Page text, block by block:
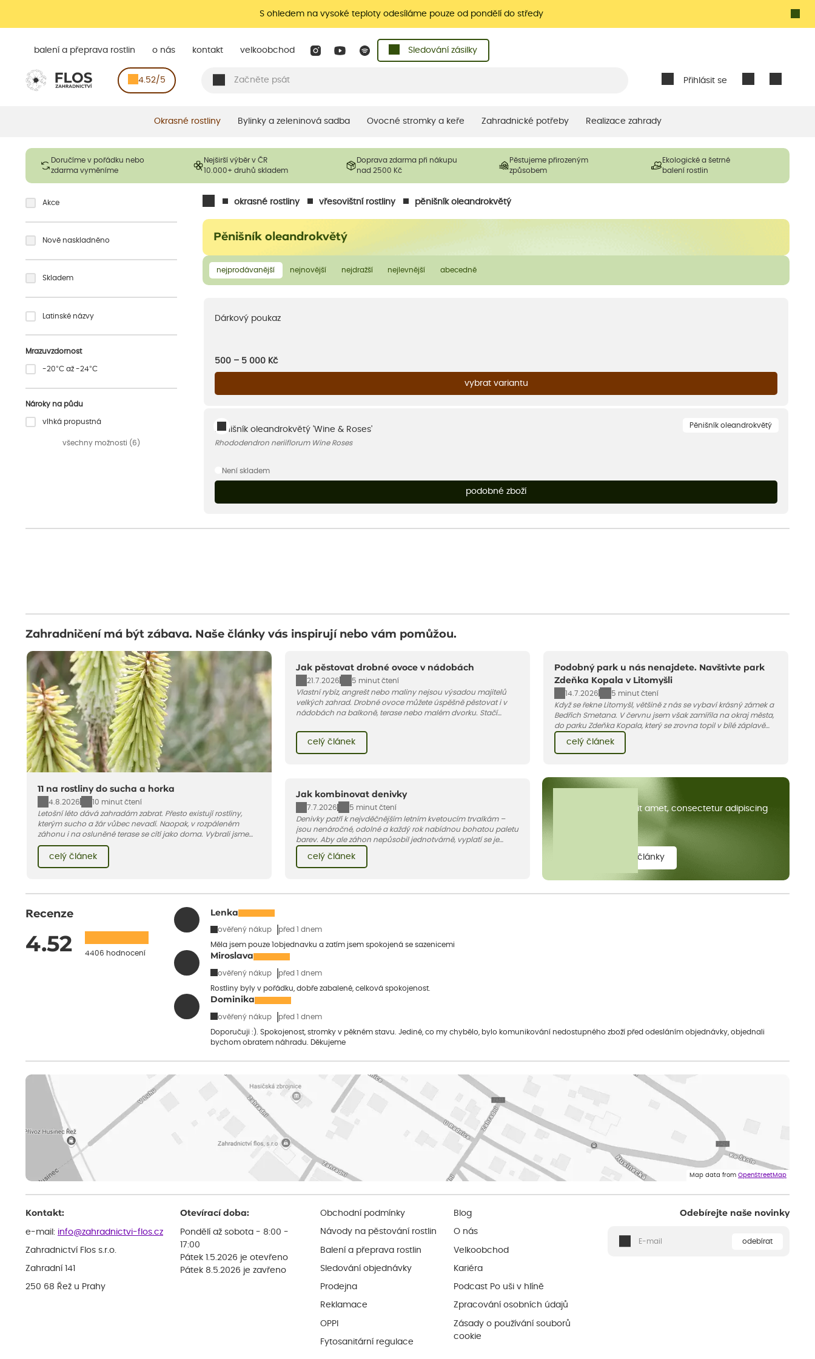
S ohledem na vysoké teploty odesíláme pouze od pondělí do středy
Přihlásit se
balení a přeprava rostlin o nás kontakt velkoobchod Sledování zásilky
4.52/5
Okrasné rostliny Bylinky a zeleninová sadba Ovocné stromky a keře Zahradnické potřeby Realizace zahrady
Doručíme v pořádku nebo
zdarma vyměníme
Nejširší výběr v ČR
10.000+ druhů skladem
Doprava zdarma při nákupu
nad 2500 Kč
Pěstujeme přirozeným
způsobem
Ekologické a šetrné
balení rostlin
okrasné rostliny vřesovištní rostliny pěnišník oleandrokvětý
Pěnišník oleandrokvětý
nejprodávanější nejnovější nejdražší nejlevnější abecedně
Akce
Nově naskladněno
Skladem
Latinské názvy
Mrazuvzdornost
-20°C až -24°C
Nároky na půdu
vlhká propustná
všechny možnosti (6)
Dárkový poukaz
500 – 5 000 Kč
vybrat variantu
Pěnišník oleandrokvětý
Pěnišník oleandrokvětý 'Wine & Roses'
Rhododendron neriiflorum Wine Roses
Není skladem
podobné zboží
Zahradničení má být zábava. Naše články vás inspirují nebo vám pomůžou.
11 na rostliny do sucha a horka
4.8.2026
10 minut čtení
Letošní léto dává zahradám zabrat. Přesto existují rostliny,
kterým sucho a žár vůbec nevadí. Naopak, v rozpáleném
záhonu i na osluněné terase se cítí jako doma. Vybrali jsme
pro vás 11 tipů na odolné druhy, které zvládnou horké a suché
léto bez pravidelné zálivky. Pojďme se podívat, které to jsou.
celý článek
Jak pěstovat drobné ovoce v nádobách
21.7.2026
5 minut čtení
Vlastní rybíz, angrešt nebo maliny nejsou výsadou majitelů
velkých zahrad. Drobné ovoce můžete úspěšně pěstovat i v
nádobách na balkoně, terase nebo malém dvorku. Stačí
pár základních pravidel. V tomto článku vám poradíme, jak na
celý článek
Podobný park u nás nenajdete. Navštivte park
Zdeňka Kopala v Litomyšli
14.7.2026
5 minut čtení
Když se řekne Litomyšl, většině z nás se vybaví krásný zámek a
Bedřich Smetana. V červnu jsem však zamířila na okraj města,
do parku Zdeňka Kopala, který se zrovna topil v bílé záplavě
kvetoucích kopretin. Fotky řeknou víc než slova, přidávám k
nim pár řádků o tom, jak tento jedinečný kus krajiny vznikl.
celý článek
Jak kombinovat denivky
7.7.2026
5 minut čtení
Denivky patří k nejvděčnějším letním kvetoucím trvalkám –
jsou nenáročné, odolné a každý rok nabídnou bohatou paletu
barev. Aby ale záhon nepůsobil jednotvárně, vyplatí se je
jakými trvalkami a travinami denivky nejlépe ladí.
celý článek
Lorem ipsum dolor sit amet, consectetur adipiscing
zobrazit všechny články
Recenze
4.52 4406 hodnocení
Lenka
ověřený nákup před 1 dnem
Měla jsem pouze 1objednavku a zatím jsem spokojená se sazenicemi
Miroslava
ověřený nákup před 1 dnem
Rostliny byly v pořádku, dobře zabalené, celková spokojenost.
Dominika
ověřený nákup před 1 dnem
Doporučuji :). Spokojenost, stromky v pěkném stavu. Jediné, co my chybělo, bylo komunikování nedostupného zboží před odesláním objednávky, objednali
bychom obratem náhradu. Děkujeme
Map data from OpenStreetMap
Kontakt:
e-mail: info@zahradnictvi-flos.cz
Zahradnictví Flos s.r.o.
Zahradní 141
250 68 Řež u Prahy
Otevírací doba:
Pondělí až sobota - 8:00 -
17:00
Pátek 1.5.2026 je otevřeno
Pátek 8.5.2026 je zavřeno
Obchodní podmínky
Návody na pěstování rostlin
Balení a přeprava rostlin
Sledování objednávky
Prodejna
Reklamace
OPPI
Fytosanitární regulace
Blog
O nás
Velkoobchod
Kariéra
Podcast Po uši v hlíně
Zpracování osobních údajů
Zásady o používání souborů
cookie
Odebírejte naše novinky
odebírat